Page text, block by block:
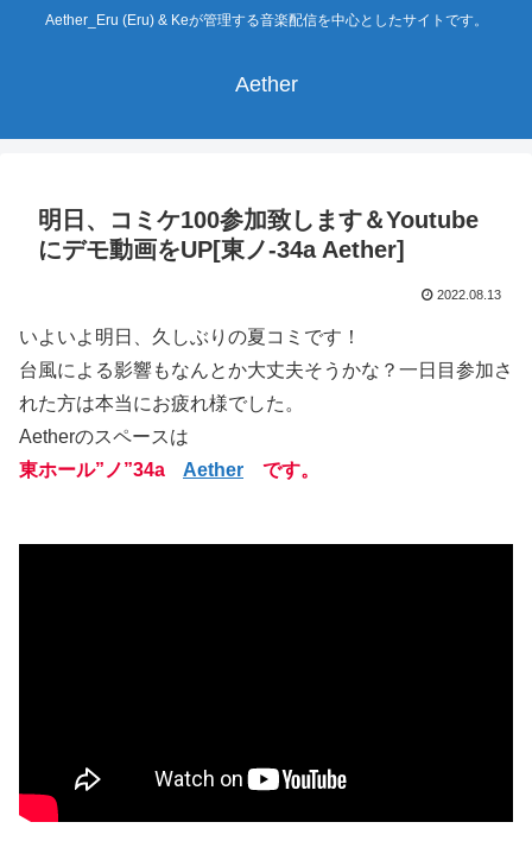
Aether_Eru (Eru) & Keが管理する音楽配信を中心としたサイトです。
Aether
明日、コミケ100参加致します＆Youtube
にデモ動画をUP[東ノ-34a Aether]
2022.08.13
いよいよ明日、久しぶりの夏コミです！
台風による影響もなんとか大丈夫そうかな？一日目参加さ
れた方は本当にお疲れ様でした。
Aetherのスペースは
東ホール”ノ”34a Aether です。